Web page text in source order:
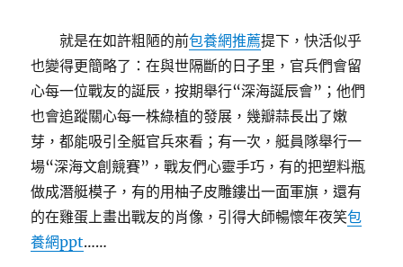
就是在如許粗陋的前包養網推薦提下，快活似乎
也變得更簡略了：在與世隔斷的日子里，官兵們會留
心每一位戰友的誕辰，按期舉行“深海誕辰會”；他們
也會追蹤關心每一株綠植的發展，幾瓣蒜長出了嫩
芽，都能吸引全艇官兵來看；有一次，艇員隊舉行一
場“深海文創競賽”，戰友們心靈手巧，有的把塑料瓶
做成潛艇模子，有的用柚子皮雕鏤出一面軍旗，還有
的在雞蛋上畫出戰友的肖像，引得大師暢懷年夜笑包
養網ppt……